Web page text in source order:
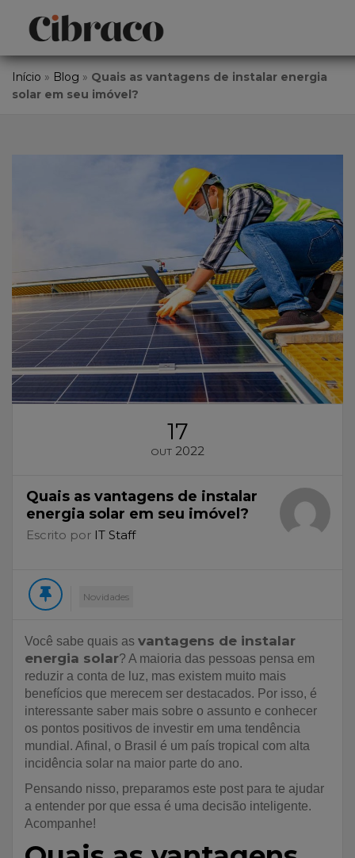
Início » Blog » Quais as vantagens de instalar energia
solar em seu imóvel?
17
OUT 2022
Quais as vantagens de instalar
energia solar em seu imóvel?
Escrito por IT Staff
Novidades
Você sabe quais as vantagens de instalar
energia solar? A maioria das pessoas pensa em
reduzir a conta de luz, mas existem muito mais
benefícios que merecem ser destacados. Por isso, é
interessante saber mais sobre o assunto e conhecer
os pontos positivos de investir em uma tendência
mundial. Afinal, o Brasil é um país tropical com alta
incidência solar na maior parte do ano.
Pensando nisso, preparamos este post para te ajudar
a entender por que essa é uma decisão inteligente.
Acompanhe!